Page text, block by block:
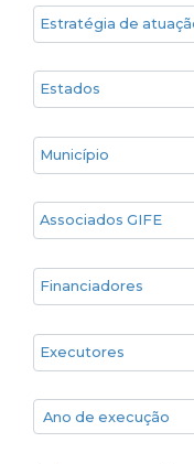
Estratégia de atuação
Estado
Cidade
Associados GIFE
Financiadores
Executores
Ano de execução
Ano de execução